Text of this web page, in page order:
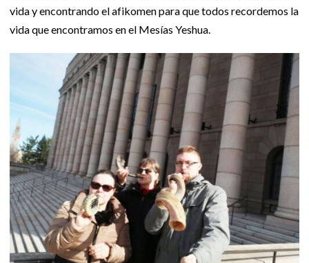
vida y encontrando el afikomen para que todos recordemos la
vida que encontramos en el Mesías Yeshua.